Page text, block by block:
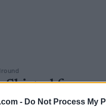
- Do Not Process My
Skistad for
igjen – på